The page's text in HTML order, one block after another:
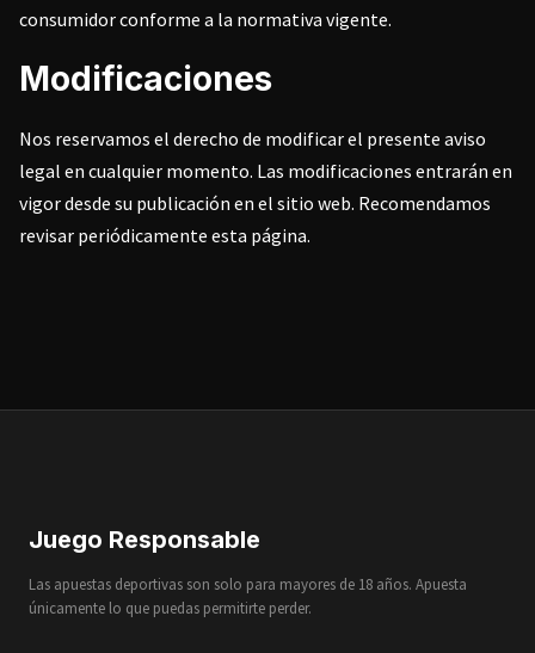
consumidor conforme a la normativa vigente.
Modificaciones
Nos reservamos el derecho de modificar el presente aviso
legal en cualquier momento. Las modificaciones entrarán en
vigor desde su publicación en el sitio web. Recomendamos
revisar periódicamente esta página.
Juego Responsable
Las apuestas deportivas son solo para mayores de 18 años. Apuesta
únicamente lo que puedas permitirte perder.